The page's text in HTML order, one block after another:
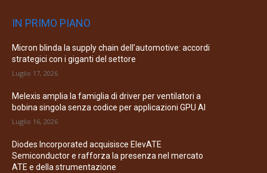
IN PRIMO PIANO
Micron blinda la supply chain dell’automotive: accordi
strategici con i giganti del settore
Luglio 17, 2026
Melexis amplia la famiglia di driver per ventilatori a
bobina singola senza codice per applicazioni GPU AI
Luglio 16, 2026
Diodes Incorporated acquisisce ElevATE
Semiconductor e rafforza la presenza nel mercato
ATE e della strumentazione